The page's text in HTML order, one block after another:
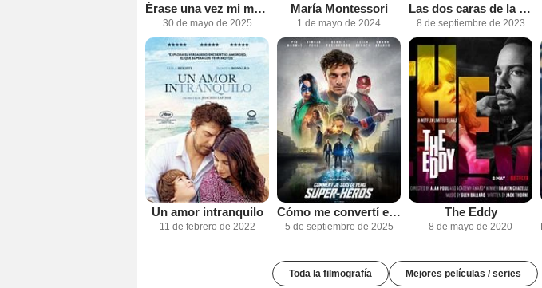
Érase una vez mi madre
30 de mayo de 2025
María Montessori
1 de mayo de 2024
Las dos caras de la justicia
8 de septiembre de 2023
Un amor intranquilo
11 de febrero de 2022
Cómo me convertí en superhéroe
5 de septiembre de 2025
The Eddy
8 de mayo de 2020
Toda la filmografía Mejores películas / series